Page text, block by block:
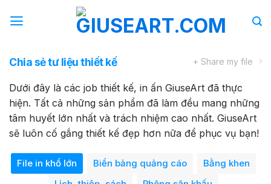
qua
Chia sẻ tư liệu thiết kế + Share my file
Dưới đây là các job thiết kế, in ấn GiuseArt đã thực
hiện. Tất cả những sản phẩm đã làm đều mang những
tâm huyết lớn nhất và trách nhiệm cao nhất. GiuseArt
sẽ luôn cố gắng thiết kế đẹp hơn nữa để phục vụ bạn!
File in khổ lớn Biển bảng quảng cáo
Bằng khen